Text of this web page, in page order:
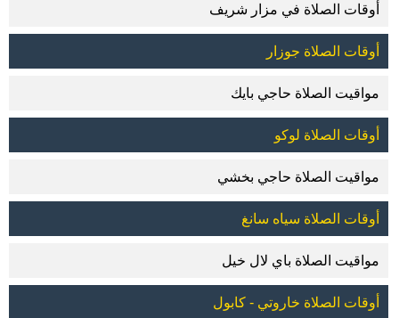
أوقات الصلاة في مزار شريف
أوقات الصلاة جوزار
مواقيت الصلاة حاجي بايك
أوقات الصلاة لوكو
مواقيت الصلاة حاجي بخشي
أوقات الصلاة سياه سانغ
مواقيت الصلاة باي لال خيل
أوقات الصلاة خاروتي - كابول